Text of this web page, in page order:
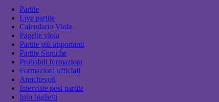
Partite
Live partite
Calendario Viola
Pagelle viola
Partite più importanti
Partite Storiche
Probabili formazioni
Formazioni ufficiali
Amichevoli
Interviste post partita
Info biglietti